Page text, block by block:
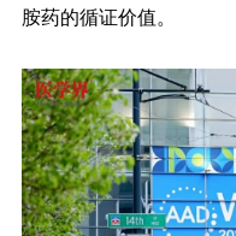
胺药的循证价值。